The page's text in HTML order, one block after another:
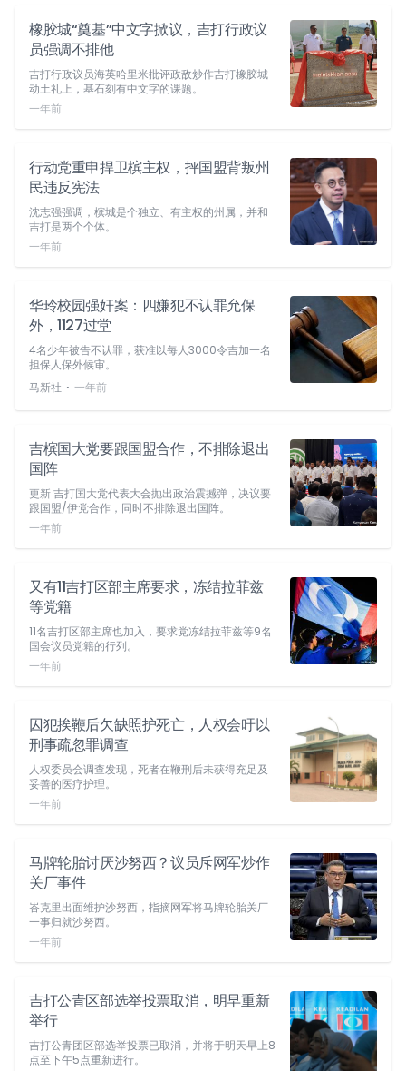
橡胶城“奠基”中文字掀议，吉打行政议
员强调不排他
吉打行政议员海英哈里米批评政敌炒作吉打橡胶城
动土礼上，基石刻有中文字的课题。
一年前
行动党重申捍卫槟主权，抨国盟背叛州
民违反宪法
沈志强强调，槟城是个独立、有主权的州属，并和
吉打是两个个体。
一年前
华玲校园强奸案：四嫌犯不认罪允保
外，1127过堂
4名少年被告不认罪，获准以每人3000令吉加一名
担保人保外候审。
马新社 ⋅ 一年前
吉槟国大党要跟国盟合作，不排除退出
国阵
更新 吉打国大党代表大会抛出政治震撼弹，决议要
跟国盟/伊党合作，同时不排除退出国阵。
一年前
又有11吉打区部主席要求，冻结拉菲兹
等党籍
11名吉打区部主席也加入，要求党冻结拉菲兹等9名
国会议员党籍的行列。
一年前
囚犯挨鞭后欠缺照护死亡，人权会吁以
刑事疏忽罪调查
人权委员会调查发现，死者在鞭刑后未获得充足及
妥善的医疗护理。
一年前
马牌轮胎讨厌沙努西？议员斥网军炒作
关厂事件
峇克里出面维护沙努西，指摘网军将马牌轮胎关厂
一事归就沙努西。
一年前
吉打公青区部选举投票取消，明早重新
举行
吉打公青团区部选举投票已取消，并将于明天早上8
点至下午5点重新进行。